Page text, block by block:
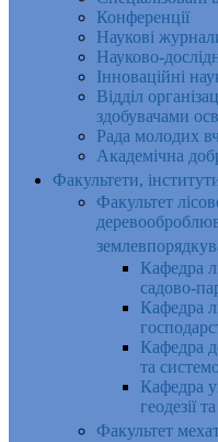
Конференції
Наукові
Науково-
Інноваційні
Відділ
здобувачами
Рада молодих
Академічна
Факультети,
Факультет
Кафедра
садово-
Кафедра
Кафедра
та
Кафедра
геодезії
Факультет